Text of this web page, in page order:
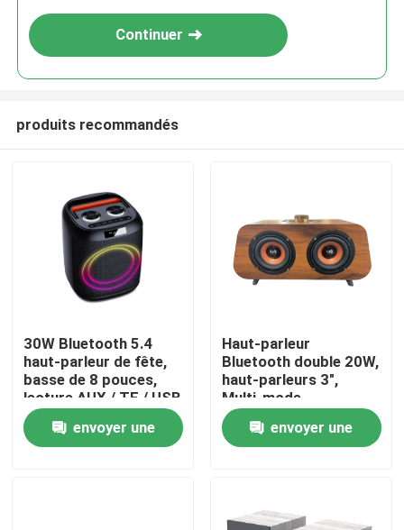
À la maison
Continuer
produits recommandés
30W Bluetooth 5.4
haut-parleur de fête,
basse de 8 pouces,
lecture AUX / TF / USB
envoyer une
Haut-parleur
Bluetooth double 20W,
haut-parleurs 3",
Multi-mode
(BT/FM/USB/TF/AUX),
batterie 18650
envoyer une